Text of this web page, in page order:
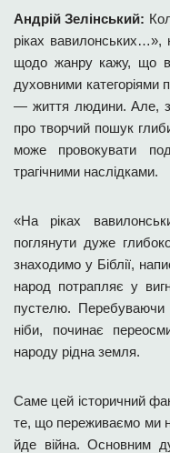
Андрій Зелінський:
ріках вавилонських…»,
щодо жанру кажу, що
духовними категоріями
— життя людини. Але,
про творчий пошук
може провокувати
трагічними наслідками.
«На ріках
поглянути дуже
знаходимо у Біблії,
народ потрапляє у
пустелю. Перебуваючи
ніби, починає
народу рідна земля.
Саме цей історичний
те, що переживаємо ми
йде війна. Основним